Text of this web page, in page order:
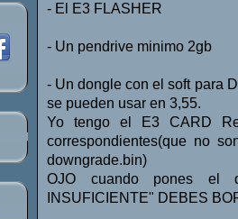
- El E3 FLASHER
- Un pendrive minimo 2gb
- Un dongle con el soft para
se pueden usar en 3,55.
Yo tengo el E3 CARD
correspondientes(que no
downgrade.bin)
OJO cuando pones el
INSUFICIENTE" DEBES